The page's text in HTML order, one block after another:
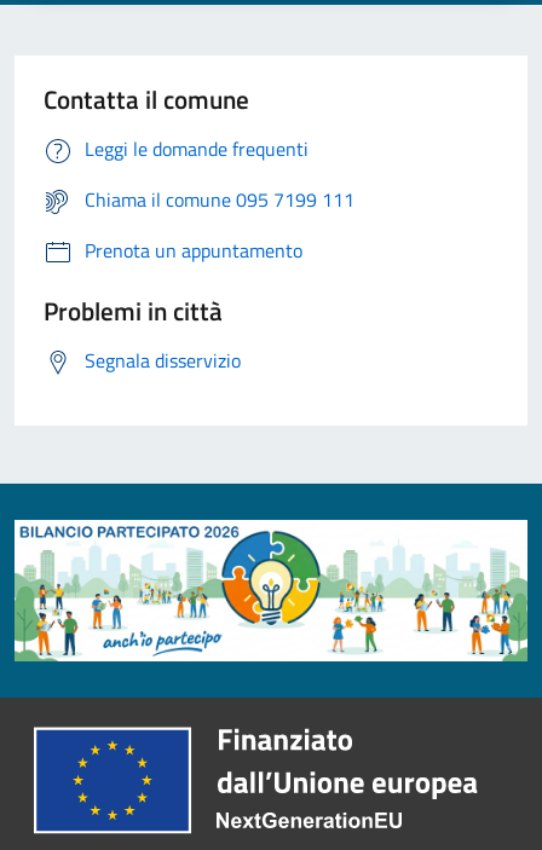
Contatta il comune
Leggi le domande frequenti
Chiama il comune 095 7199 111
Prenota un appuntamento
Problemi in città
Segnala disservizio